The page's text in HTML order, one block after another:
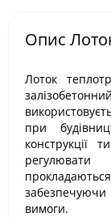
Опис
Лоток
при
конструкції
забезпечуючи
вимоги.